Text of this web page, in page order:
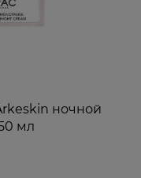
ночной
мл